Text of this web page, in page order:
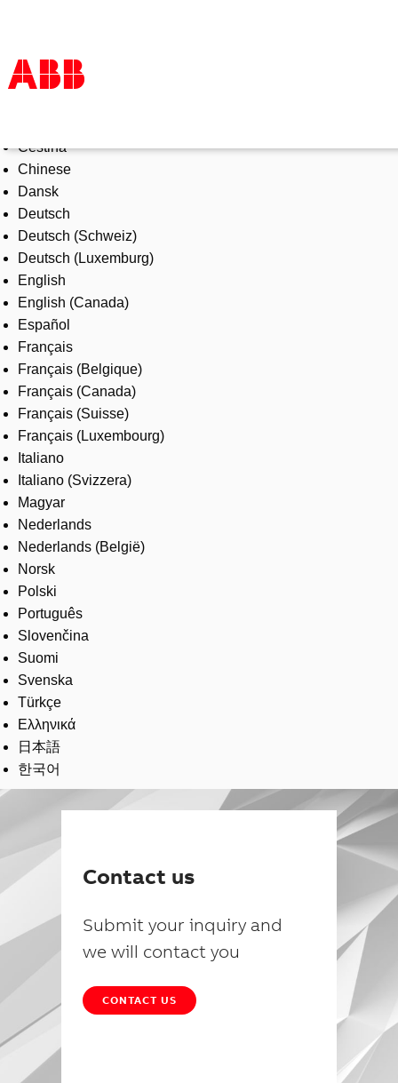
Products & Solutions
Industries
Services
About us
Where to buy
Contact us
Careers
Čeština
Chinese
Dansk
Deutsch
Deutsch (Schweiz)
Deutsch (Luxemburg)
English
English (Canada)
Español
Français
Français (Belgique)
Français (Canada)
Français (Suisse)
Français (Luxembourg)
Italiano
Italiano (Svizzera)
Magyar
Nederlands
Nederlands (België)
Norsk
Polski
Português
Slovenčina
Suomi
Svenska
Türkçe
Ελληνικά
日本語
한국어
Contact us
Submit your inquiry and
we will contact you
CONTACT US